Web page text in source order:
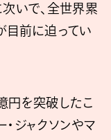
次いで、全世界累
目前に迫ってい
円を突破したこ
・ジャクソンやマ